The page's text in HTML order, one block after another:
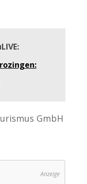
GmbH
Anzeige